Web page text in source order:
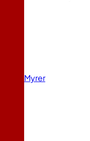
Myrer